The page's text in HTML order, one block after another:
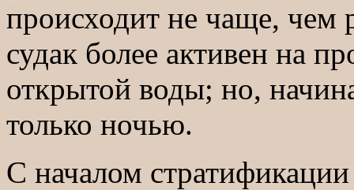
происходит не чаще, чем
судак более активен на
открытой воды; но,
только ночью.
С началом